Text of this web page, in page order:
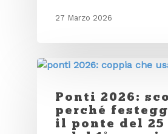
27 Marzo 2026
Ponti 2026:
perché
il ponte del